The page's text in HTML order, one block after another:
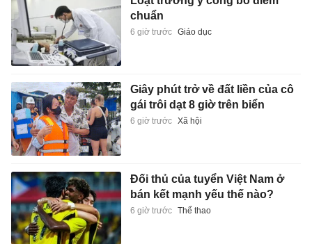
chuẩn
6 giờ trước Giáo dục
Giây phút trở về đất liền của cô
gái trôi dạt 8 giờ trên biển
6 giờ trước Xã hội
Đối thủ của tuyển Việt Nam ở
bán kết mạnh yếu thế nào?
6 giờ trước Thể thao